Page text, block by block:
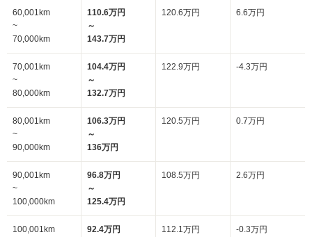
60,001km
~
70,000km
110.6万円
～
143.7万円
120.6万円 6.6万円
70,001km
~
80,000km
104.4万円
～
132.7万円
122.9万円 -4.3万円
80,001km
~
90,000km
106.3万円
～
136万円
120.5万円 0.7万円
90,001km
~
100,000km
96.8万円
～
125.4万円
108.5万円 2.6万円
100,001km
92.4万円
112.1万円 -0.3万円